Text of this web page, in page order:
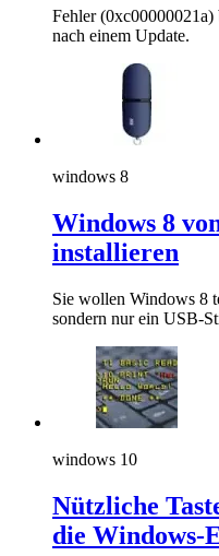
Fehler (0xc00000021a)
nach einem Update.
windows 8
Windows 8
installieren
Sie wollen Windows 8
sondern nur ein USB-
windows 10
Nützliche
die Windows-